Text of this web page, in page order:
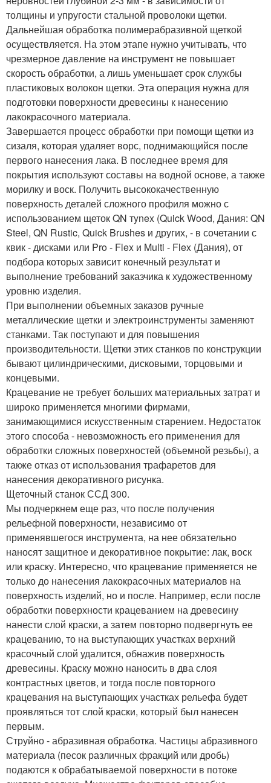
толщины и упругости стальной проволоки щетки.
Дальнейшая обработка полимерабразивной щеткой
осуществляется. На этом этапе нужно учитывать, что
чрезмерное давление на инструмент не повышает
скорость обработки, а лишь уменьшает срок службы
пластиковых волокон щетки. Эта операция нужна для
подготовки поверхности древесины к нанесению
лакокрасочного материала.
Завершается процесс обработки при помощи щетки из
сизаля, которая удаляет ворс, поднимающийся после
первого нанесения лака. В последнее время для
покрытия используют составы на водной основе, а также
морилку и воск. Получить высококачественную
поверхность деталей сложного профиля можно с
использованием щеток QN тynex (Quick Wood, Дания: QN
Steel, QN Rustic, Quick Brushes и других, - в сочетании с
квик - дисками или Pro - Flex и Multi - Flex (Дания), от
подбора которых зависит конечный результат и
выполнение требований заказчика к художественному
уровню изделия.
При выполнении объемных заказов ручные
металлические щетки и электроинструменты заменяют
станками. Так поступают и для повышения
производительности. Щетки этих станков по конструкции
бывают цилиндрическими, дисковыми, торцовыми и
концевыми.
Крацевание не требует больших материальных затрат и
широко применяется многими фирмами,
занимающимися искусственным старением. Недостаток
этого способа - невозможность его применения для
обработки сложных поверхностей (объемной резьбы), а
также отказ от использования трафаретов для
нанесения декоративного рисунка.
Щеточный станок ССД 300.
Мы подчеркнем еще раз, что после получения
рельефной поверхности, независимо от
применявшегося инструмента, на нее обязательно
наносят защитное и декоративное покрытие: лак, воск
или краску. Интересно, что крацевание применяется не
только до нанесения лакокрасочных материалов на
поверхность изделий, но и после. Например, если после
обработки поверхности крацеванием на древесину
нанести слой краски, а затем повторно подвергнуть ее
крацеванию, то на выступающих участках верхний
красочный слой удалится, обнажив поверхность
древесины. Краску можно наносить в два слоя
контрастных цветов, и тогда после повторного
крацевания на выступающих участках рельефа будет
проявляться тот слой краски, который был нанесен
первым.
Струйно - абразивная обработка. Частицы абразивного
материала (песок различных фракций или дробь)
подаются к обрабатываемой поверхности в потоке